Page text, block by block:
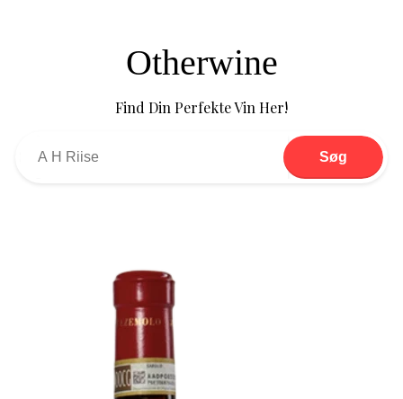
Otherwine
Find Din Perfekte Vin Her!
Søg